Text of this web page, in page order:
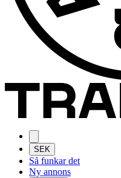
SEK
Så funkar det
Ny annons